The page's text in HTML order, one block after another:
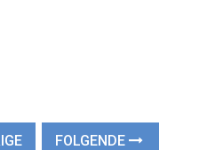
FOLGENDE